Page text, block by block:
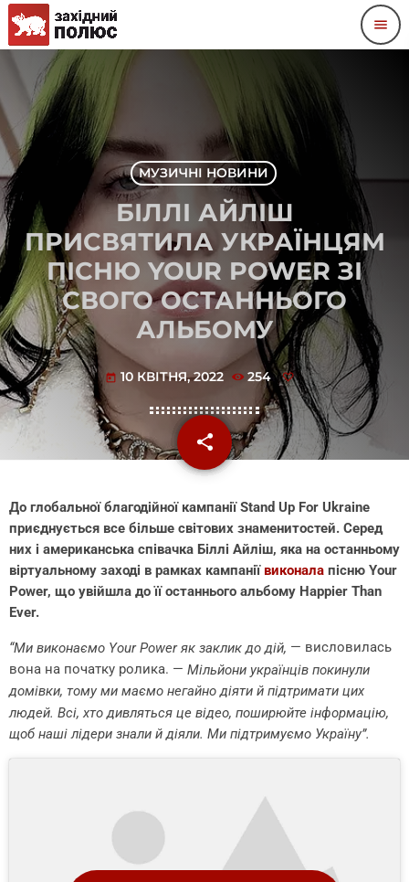
menu
МУЗИЧНІ НОВИНИ
БІЛЛІ АЙЛІШ
ПРИСВЯТИЛА УКРАЇНЦЯМ
ПІСНЮ YOUR POWER ЗІ
СВОГО ОСТАННЬОГО
АЛЬБОМУ
today 10 КВІТНЯ, 2022 254
share
email
До глобальної благодійної кампанії Stand Up For Ukraine
приєднується все більше світових знаменитостей. Серед
них і американська співачка Біллі Айліш, яка на останньому
віртуальному заході в рамках кампанії виконала пісню Your
Power, що увійшла до її останнього альбому Happier Than
Ever.
“Ми виконаємо Your Power як заклик до дій, — висловилась
вона на початку ролика. — Мільйони українців покинули
домівки, тому ми маємо негайно діяти й підтримати цих
людей. Всі, хто дивляться це відео, поширюйте інформацію,
щоб наші лідери знали й діяли. Ми підтримуємо Україну”.